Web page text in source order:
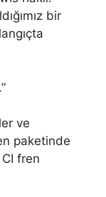
bir
ve
paketinde
fren